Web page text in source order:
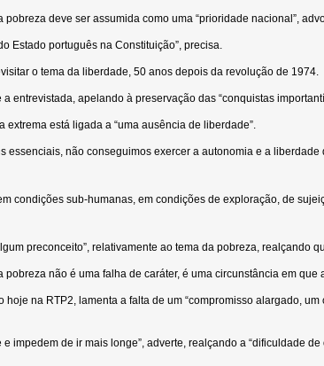
deve ser assumida como uma “prioridade nacional”,
Estado português na Constituição”, precisa.
o tema da liberdade, 50 anos depois da revolução de 1974.
entrevistada, apelando à preservação das “conquistas
extrema está ligada a “uma ausência de liberdade”.
essenciais, não conseguimos exercer a autonomia e a
condições sub-humanas, em condições de exploração, de
preconceito”, relativamente ao tema da pobreza, realçando
não é uma falha de caráter, é uma circunstância em que
na RTP2, lamenta a falta de um “compromisso alargado,
impedem de ir mais longe”, adverte, realçando a “dificuldade